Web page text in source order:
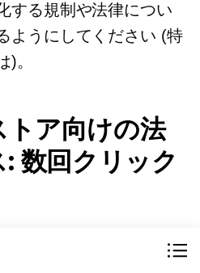
する規制や法律につい
ようにしてください (特
)。
ア向けの法
数回クリック
オンライン ストアに関す